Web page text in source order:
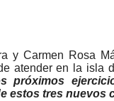
y Carmen Rosa
atender en la isla
próximos
estos tres nuevos